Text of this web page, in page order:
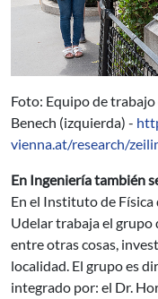
Foto: Equipo de
Benech (izquierda) -
vienna.at/research/
En Ingeniería también
En el Instituto de Física
Udelar trabaja el grupo
entre otras cosas,
localidad. El grupo es
integrado por: el Dr.